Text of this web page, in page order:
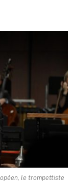
le trompettiste